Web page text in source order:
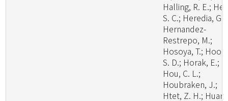
Halling, R. E.; He,
S. C.; Heredia, G.;
Hernandez-
Restrepo, M.;
Hosoya, T.; Hoog,
S. D.; Horak, E.;
Hou, C. L.;
Houbraken, J.;
Htet, Z. H.;